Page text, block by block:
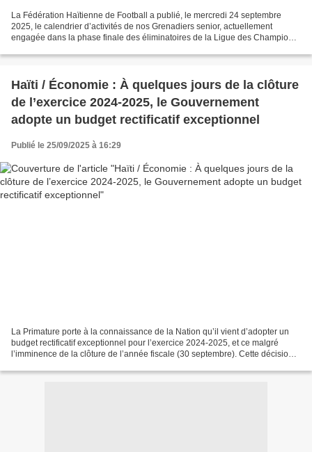
La Fédération Haïtienne de Football a publié, le mercredi 24 septembre
2025, le calendrier d’activités de nos Grenadiers senior, actuellement
engagée dans la phase finale des éliminatoires de la Ligue des Champions
Haïti / Économie : À quelques jours de la clôture
de l’exercice 2024-2025, le Gouvernement
adopte un budget rectificatif exceptionnel
Publié le 25/09/2025 à 16:29
La Primature porte à la connaissance de la Nation qu’il vient d’adopter un
budget rectificatif exceptionnel pour l’exercice 2024-2025, et ce malgré
l’imminence de la clôture de l’année fiscale (30 septembre). Cette décision